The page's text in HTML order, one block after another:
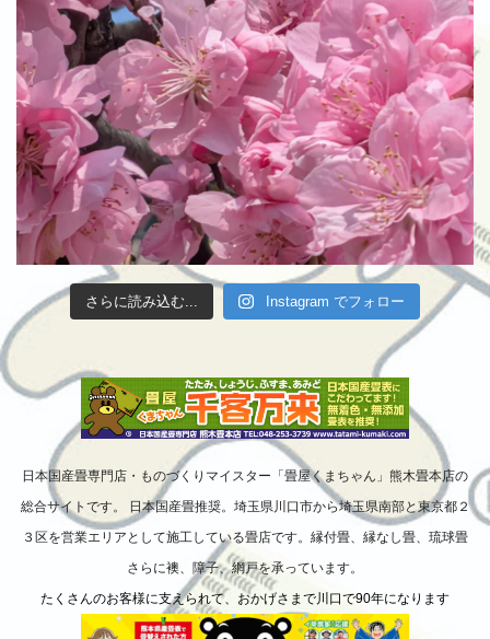
さらに読み込む... Instagram でフォロー
日本国産畳専門店・ものづくりマイスター「畳屋くまちゃん」熊木畳本店の
総合サイトです。 日本国産畳推奨。埼玉県川口市から埼玉県南部と東京都２
３区を営業エリアとして施工している畳店です。縁付畳、縁なし畳、琉球畳
さらに襖、障子、網戸を承っています。
たくさんのお客様に支えられて、おかげさまで川口で90年になります